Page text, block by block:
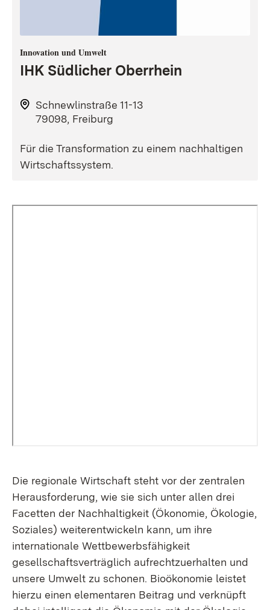
Innovation und Umwelt
IHK Südlicher Oberrhein
Schnewlinstraße 11-13
79098, Freiburg
Für die Transformation zu einem nachhaltigen
Wirtschaftssystem.
Die regionale Wirtschaft steht vor der zentralen
Herausforderung, wie sie sich unter allen drei
Facetten der Nachhaltigkeit (Ökonomie, Ökologie,
Soziales) weiterentwickeln kann, um ihre
internationale Wettbewerbsfähigkeit
gesellschaftsverträglich aufrechtzuerhalten und
unsere Umwelt zu schonen. Bioökonomie leistet
hierzu einen elementaren Beitrag und verknüpft